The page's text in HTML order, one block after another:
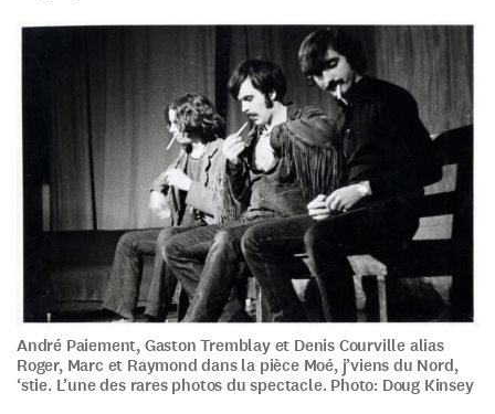
André Paiement, Gaston Tremblay et Denis Courville alias
Roger, Marc et Raymond dans la pièce Moé, j’viens du Nord,
‘stie. L’une des rares photos du spectacle. Photo: Doug Kinsey